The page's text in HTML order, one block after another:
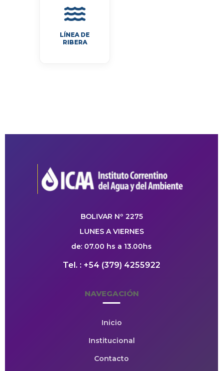
LÍNEA DE
RIBERA
BOLIVAR Nº 2275
LUNES A VIERNES
de: 07.00 hs a 13.00hs
Tel. : +54 (379) 4255922
NAVEGACIÓN
Inicio
Institucional
Contacto